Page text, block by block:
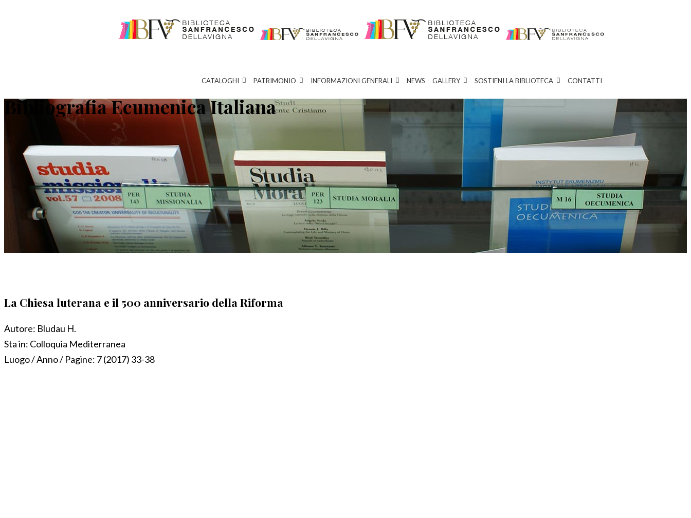
CATALOGHI PATRIMONIO INFORMAZIONI GENERALI NEWS GALLERY SOSTIENI LA BIBLIOTECA CONTATTI
Bibliografia Ecumenica Italiana
La Chiesa luterana e il 500 anniversario della Riforma
Autore: Bludau H.
Sta in: Colloquia Mediterranea
Luogo / Anno / Pagine: 7 (2017) 33-38